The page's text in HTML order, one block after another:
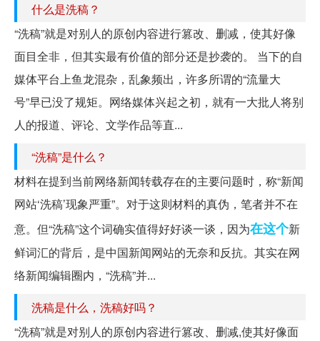
什么是洗稿？
“洗稿”就是对别人的原创内容进行篡改、删减，使其好像
面目全非，但其实最有价值的部分还是抄袭的。 当下的自
媒体平台上鱼龙混杂，乱象频出，许多所谓的“流量大
号”早已没了规矩。网络媒体兴起之初，就有一大批人将别
人的报道、评论、文学作品等直...
“洗稿”是什么？
材料在提到当前网络新闻转载存在的主要问题时，称“新闻
网站‘洗稿’现象严重”。对于这则材料的真伪，笔者并不在
意。但“洗稿”这个词确实值得好好谈一谈，因为在这个新
鲜词汇的背后，是中国新闻网站的无奈和反抗。其实在网
络新闻编辑圈内，“洗稿”并...
洗稿是什么，洗稿好吗？
“洗稿”就是对别人的原创内容进行篡改、删减,使其好像面